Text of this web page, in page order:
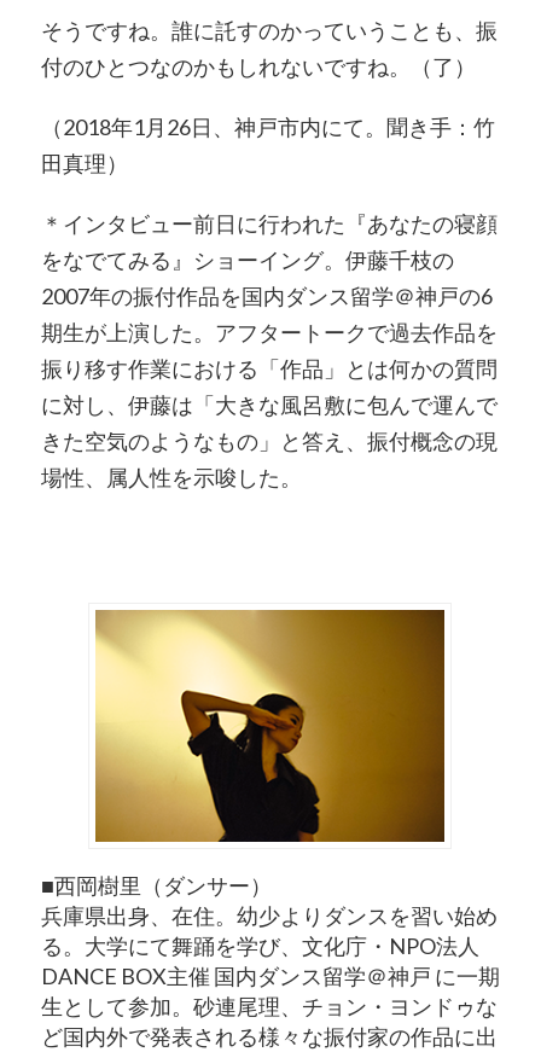
そうですね。誰に託すのかっていうことも、振
付のひとつなのかもしれないですね。（了）
（2018年1月26日、神戸市内にて。聞き手：竹
田真理）
＊インタビュー前日に行われた『あなたの寝顔
をなでてみる』ショーイング。伊藤千枝の
2007年の振付作品を国内ダンス留学＠神戸の6
期生が上演した。アフタートークで過去作品を
振り移す作業における「作品」とは何かの質問
に対し、伊藤は「大きな風呂敷に包んで運んで
きた空気のようなもの」と答え、振付概念の現
場性、属人性を示唆した。
■西岡樹里（ダンサー）
兵庫県出身、在住。幼少よりダンスを習い始め
る。大学にて舞踊を学び、文化庁・NPO法人
DANCE BOX主催 国内ダンス留学＠神戸 に一期
生として参加。砂連尾理、チョン・ヨンドゥな
ど国内外で発表される様々な振付家の作品に出